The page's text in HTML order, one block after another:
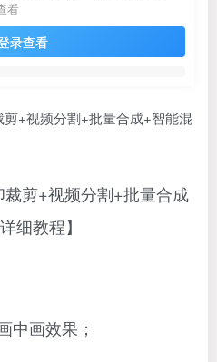
看
录查看
剪+视频分割+批量合成
细教程】
中画效果；